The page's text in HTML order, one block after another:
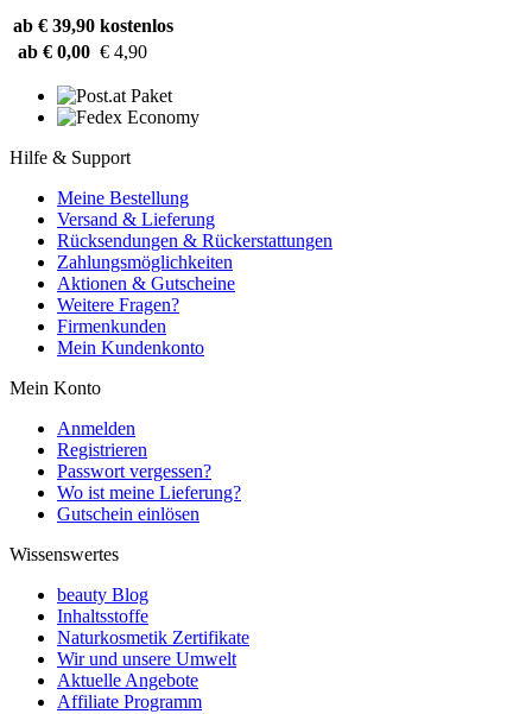
ab € 39,90 kostenlos
ab € 0,00 € 4,90
Hilfe & Support
Meine Bestellung
Versand & Lieferung
Rücksendungen & Rückerstattungen
Zahlungsmöglichkeiten
Aktionen & Gutscheine
Weitere Fragen?
Firmenkunden
Mein Kundenkonto
Mein Konto
Anmelden
Registrieren
Passwort vergessen?
Wo ist meine Lieferung?
Gutschein einlösen
Wissenswertes
beauty Blog
Inhaltsstoffe
Naturkosmetik Zertifikate
Wir und unsere Umwelt
Aktuelle Angebote
Affiliate Programm